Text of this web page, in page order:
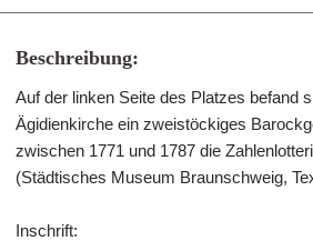
Beschreibung:
Auf der linken Seite des Platzes befand
Ägidienkirche ein zweistöckiges
zwischen 1771 und 1787 die
(Städtisches Museum Braunschweig,
Inschrift: